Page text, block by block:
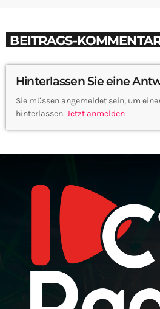
BEITRAGS-
Hinterlassen Sie eine
Sie müssen angemeldet sein, um
hinterlassen. Jetzt anmelden